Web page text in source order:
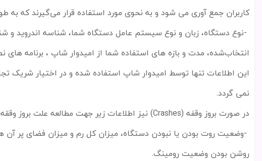
کاربران جمع آوری می شود و به نحوی مورد استفاده قرار میگیرند که به
-نوع دستگاه، زبان و نوع سیستم عامل دستگاه شما، شناسه اندروید و
انتخابشده، مدت و بازه های استفاده شما از امیدوار شاپ ، برنامه
این اطلاعات تنها توسط امیدوار شاپ استفاده شده و در اختیار شریک
نمی گردد.
در صورت بروز وقفه (Crashes) نیز اطلاعات زیر جهت مطالعه علت بروز
-وضعیت روت بودن یا نبودن دستگاه، میزان کل رم و میزان فضای پر
روشن بودن وضعیت رومینگ.